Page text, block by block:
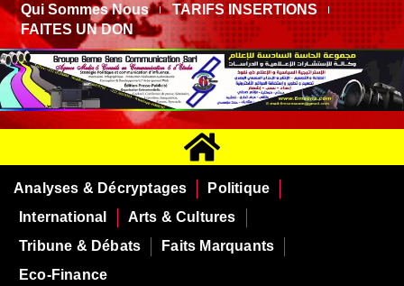
Qui Sommes Nous
TARIFS INSERTIONS
FAITES UN DON
Analyses & Décryptages
Politique
International
Arts & Cultures
Tribune & Débats
Faits Marquants
Eco-Finance